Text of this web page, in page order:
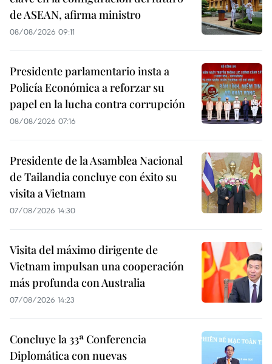
de ASEAN, afirma ministro
08/08/2026 09:11
Presidente parlamentario insta a
Policía Económica a reforzar su
papel en la lucha contra corrupción
08/08/2026 07:16
Presidente de la Asamblea Nacional
de Tailandia concluye con éxito su
visita a Vietnam
07/08/2026 14:30
Visita del máximo dirigente de
Vietnam impulsan una cooperación
más profunda con Australia
07/08/2026 14:23
Concluye la 33ª Conferencia
Diplomática con nuevas